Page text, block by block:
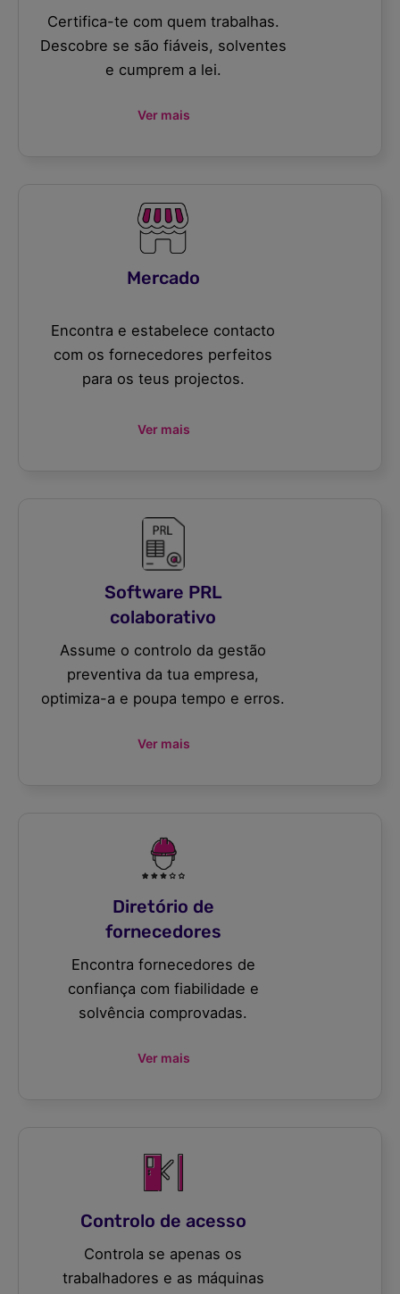
Certifica-te com quem trabalhas.
Descobre se são fiáveis, solventes
e cumprem a lei.
Ver mais
Mercado
Encontra e estabelece contacto
com os fornecedores perfeitos
para os teus projectos.
Ver mais
Software PRL
colaborativo
Assume o controlo da gestão
preventiva da tua empresa,
optimiza-a e poupa tempo e erros.
Ver mais
Diretório de
fornecedores
Encontra fornecedores de
confiança com fiabilidade e
solvência comprovadas.
Ver mais
Controlo de acesso
Controla se apenas os
trabalhadores e as máquinas